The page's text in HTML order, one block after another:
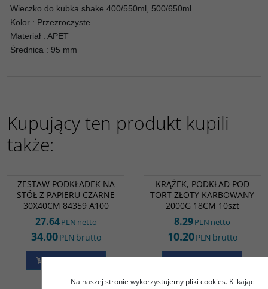
Wieczko do kubka shake 400/550ml, 500/650ml
Kolor : Przezroczyste
Materiał : APET
Średnica : 95 mm
Kupujący ten produkt kupili
także:
ZESTAW PODKŁADEK NA
STÓŁ Z PAPIERU CZARNE
30X40CM 84359 A100
27.64PLN netto
34.00PLN brutto
DO KOSZYKA
KRĄŻEK, PODKŁAD POD
TORT ZŁOTY KARBOWANY
2000G 18CM 10szt
8.29PLN netto
10.20PLN brutto
DO KOSZYKA
1286
Na naszej stronie wykorzystujemy pliki cookies. Klikając